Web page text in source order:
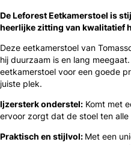
De Leforest Eetkamerstoel is
heerlijke zitting van kwalitatief
Deze eetkamerstoel van
hij duurzaam is en lang
eetkamerstoel voor een goede
juiste plek.
Ijzersterk onderstel: Komt met
ervoor zorgt dat de stoel ten
Praktisch en stijlvol: Met een